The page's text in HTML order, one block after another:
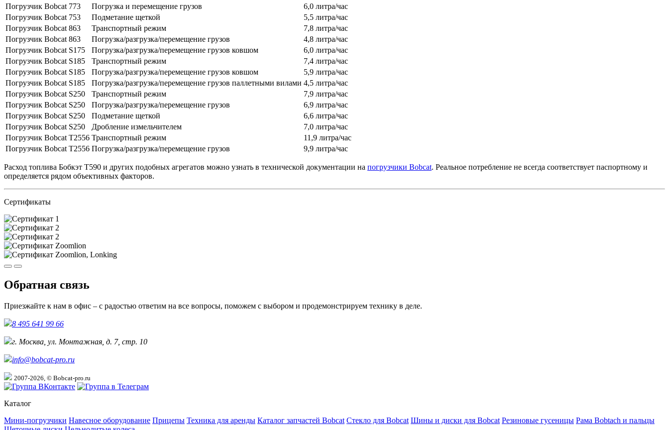
Погрузчик Bobcat 773
Погрузка и перемещение грузов
6,0 литра/час
Погрузчик Bobcat 753
Подметание щеткой
5,5 литра/час
Погрузчик Bobcat 863
Транспортный режим
7,8 литра/час
Погрузчик Bobcat 863
Погрузка/разгрузка/перемещение грузов
4,8 литра/час
Погрузчик Bobcat S175
Погрузка/разгрузка/перемещение грузов ковшом
6,0 литра/час
Погрузчик Bobcat S185
Транспортный режим
7,4 литра/час
Погрузчик Bobcat S185
Погрузка/разгрузка/перемещение грузов ковшом
5,9 литра/час
Погрузчик Bobcat S185
Погрузка/разгрузка/перемещение грузов паллетными вилами 4,5 литра/час
Погрузчик Bobcat S250
Транспортный режим
7,9 литра/час
Погрузчик Bobcat S250
Погрузка/разгрузка/перемещение грузов
6,9 литра/час
Погрузчик Bobcat S250
Подметание щеткой
6,6 литра/час
Погрузчик Bobcat S250
Дробление измельчителем
7,0 литра/час
Погрузчик Bobcat Т2556 Транспортный режим
11,9 литра/час
Погрузчик Bobcat Т2556 Погрузка/разгрузка/перемещение грузов 9,9 литра/час
Расход топлива Бобкэт T590 и других подобных агрегатов можно узнать в технической документации на погрузчики Bobcat. Реальное потребление не всегда соответствует паспортному и
определяется рядом объективных факторов.
Сертификаты
Обратная связь
Приезжайте к нам в офис – с радостью ответим на все вопросы, поможем с выбором и продемонстрируем технику в деле.
8 495 641 99 66
г. Москва, ул. Монтажная, д. 7, стр. 10
info@bobcat-pro.ru
2007-2026, © Bobcat-pro.ru
Каталог
Мини-погрузчики Навесное оборудование Прицепы Техника для аренды Каталог запчастей Bobcat Стекло для Bobcat Шины и диски для Bobcat Резиновые гусеницы Рама Bobtach и пальцы